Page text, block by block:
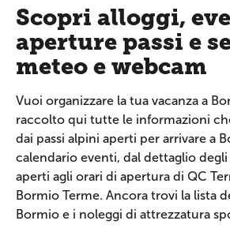
Scopri alloggi,
aperture passi e
meteo e webcam
Vuoi organizzare la tua vacanza a
raccolto qui tutte le informazioni
dai passi alpini aperti per arrivare a
calendario eventi, dal dettaglio
aperti agli orari di apertura di QC
Bormio Terme. Ancora trovi la lista
Bormio e i noleggi di attrezzatura